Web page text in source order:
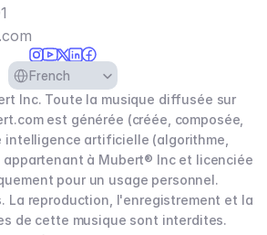
Select Language
French
Inc. Toute la musique diffusée sur
est générée (créée, composée,
intelligence artificielle (algorithme,
appartenant à Mubert® Inc et licenciée
pour un usage personnel.
La reproduction, l'enregistrement et la
de cette musique sont interdites.